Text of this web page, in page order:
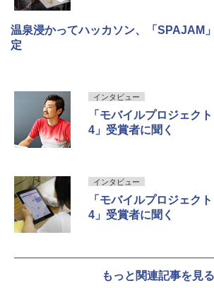
温泉浸かってハッカソン、「SPAJAM
定
インタビュー
「モバイルプロジェク
4」受賞者に聞く
インタビュー
「モバイルプロジェク
4」受賞者に聞く
もっと関連記事を見る